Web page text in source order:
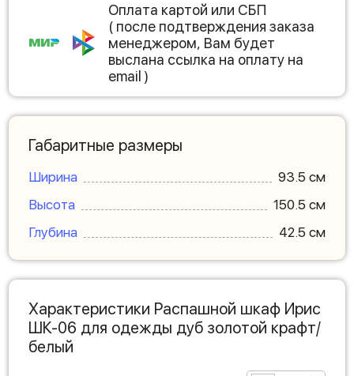
Оплата картой или СБП
( после подтверждения заказа
менеджером, Вам будет
выслана ссылка на оплату на
email )
Габаритные размеры
Ширина
93.5 см
Высота
150.5 см
Глубина
42.5 см
Характеристики Распашной шкаф Ирис
ШК-06 для одежды дуб золотой крафт/
белый